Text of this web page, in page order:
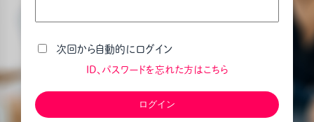
次回から自動的にログイン
ID、パスワードを忘れた方はこちら